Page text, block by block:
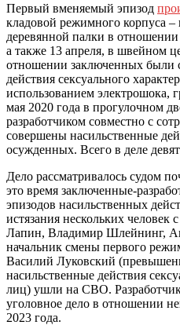
Первый вменяемый эпизод
кладовой режимного корпуса
деревянной палки в
а также 13 апреля, в швейном
отношении заключенных были
действия сексуального
использованием электрошока,
мая 2020 года в прогулочном
разработчиком совместно с
совершены насильственные
осужденных. Всего в деле
Дело рассматривалось судом
это время заключенные-
эпизодов насильственных
истязания нескольких
Лапин, Владимир Шлейнинг,
начальник смены первого
Василий Луковский
насильственные действия
лиц) ушли на СВО.
уголовное дело в отношении
2023 года.